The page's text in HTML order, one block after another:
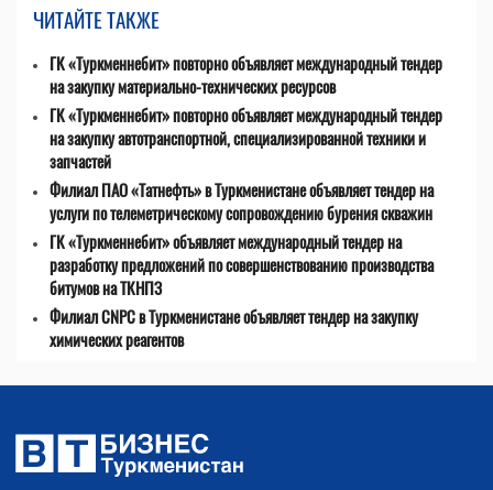
ЧИТАЙТЕ ТАКЖЕ
ГК «Туркменнебит» повторно объявляет международный тендер
на закупку материально-технических ресурсов
ГК «Туркменнебит» повторно объявляет международный тендер
на закупку автотранспортной, специализированной техники и
запчастей
Филиал ПАО «Татнефть» в Туркменистане объявляет тендер на
услуги по телеметрическому сопровождению бурения скважин
ГК «Туркменнебит» объявляет международный тендер на
разработку предложений по совершенствованию производства
битумов на ТКНПЗ
Филиал CNPC в Туркменистане объявляет тендер на закупку
химических реагентов